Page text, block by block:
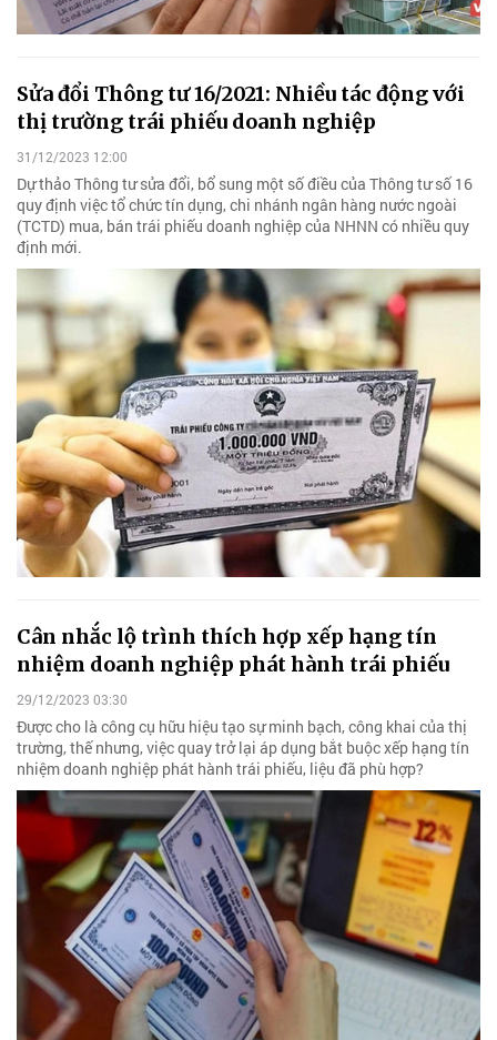
Sửa đổi Thông tư 16/2021: Nhiều tác động với
thị trường trái phiếu doanh nghiệp
31/12/2023 12:00
Dự thảo Thông tư sửa đổi, bổ sung một số điều của Thông tư số 16
quy định việc tổ chức tín dụng, chi nhánh ngân hàng nước ngoài
(TCTD) mua, bán trái phiếu doanh nghiệp của NHNN có nhiều quy
định mới.
Cân nhắc lộ trình thích hợp xếp hạng tín
nhiệm doanh nghiệp phát hành trái phiếu
29/12/2023 03:30
Được cho là công cụ hữu hiệu tạo sự minh bạch, công khai của thị
trường, thế nhưng, việc quay trở lại áp dụng bắt buộc xếp hạng tín
nhiệm doanh nghiệp phát hành trái phiếu, liệu đã phù hợp?